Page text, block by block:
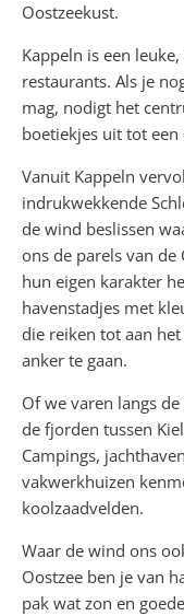
Oostzeekust.
Kappeln is een
restaurants. Als je
mag, nodigt het
boetiekjes uit tot
Vanuit Kappeln
indrukwekkende
de wind beslissen
ons de parels van de
hun eigen karakter
havenstadjes met
die reiken tot aan
anker te gaan.
Of we varen langs
de fjorden tussen
Campings,
vakwerkhuizen
koolzaadvelden.
Waar de wind ons
Oostzee ben je van
pak wat zon en